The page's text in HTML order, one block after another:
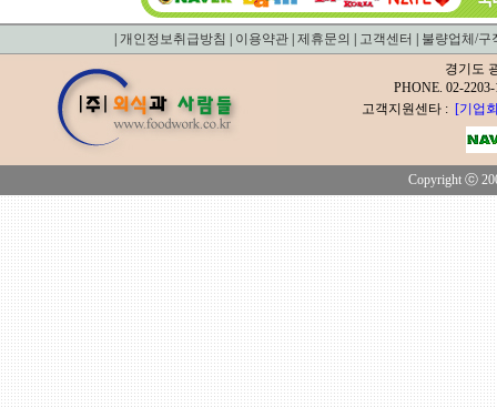
개인정보취급방침 이용약관 제휴문의 고객센터
불량업체/구
경기도
PHONE. 02-
고객지원센타 : [기업
Copyright ⓒ